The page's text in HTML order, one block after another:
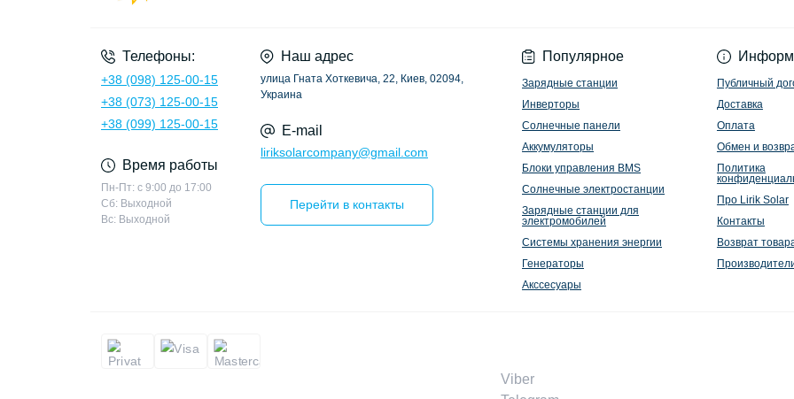
Телефоны:
+38 (098) 125-00-15
+38 (073) 125-00-15
+38 (099) 125-00-15
Время работы
Пн-Пт: с 9:00 до 17:00
Сб: Выходной
Вс: Выходной
Наш адрес
улица Гната Хоткевича, 22, Киев, 02094,
Украина
E-mail
liriksolarcompany@gmail.com
Перейти в контакты
Популярное
Зарядные станции
Инверторы
Солнечные панели
Аккумуляторы
Блоки управления BMS
Солнечные электростанции
Зарядные станции для
электромобилей
Системы хранения энергии
Генераторы
Акссесуары
Публичный
Доставка
Оплата
Обмен и
Политика
Про Lirik Solar
Контакты
Возврат
Viber